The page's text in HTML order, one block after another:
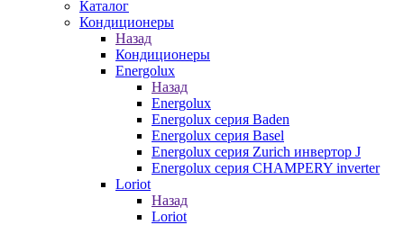
Каталог
Кондиционеры
Назад
Кондиционеры
Energolux
Назад
Energolux
Energolux серия Baden
Energolux серия Basel
Energolux серия Zurich инвертор J
Energolux серия CHAMPERY inverter
Loriot
Назад
Loriot